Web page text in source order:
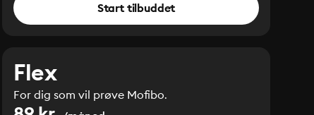
Start tilbuddet
Flex
For dig som vil prøve Mofibo.